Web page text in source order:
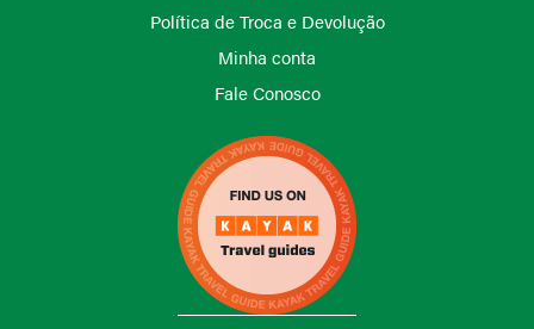
Política de Troca e Devolução
Minha conta
Fale Conosco